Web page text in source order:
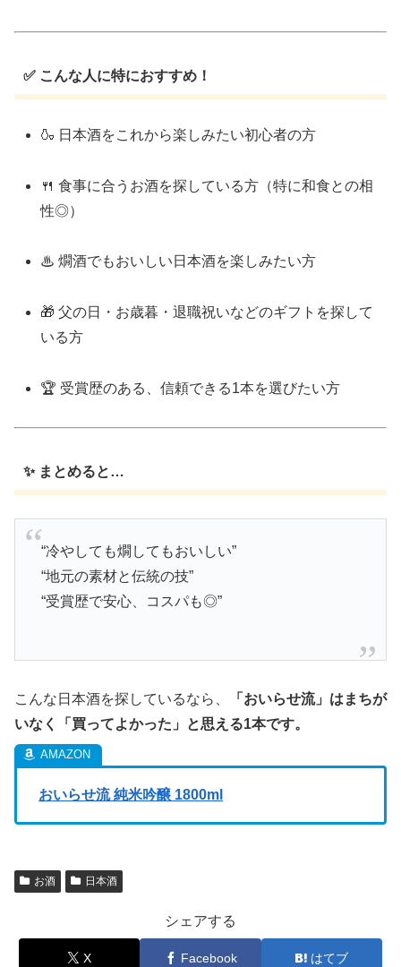
✅ こんな人に特におすすめ！
🍶 日本酒をこれから楽しみたい初心者の方
🍴 食事に合うお酒を探している方（特に和食との相
性◎）
♨ 燗酒でもおいしい日本酒を楽しみたい方
🎁 父の日・お歳暮・退職祝いなどのギフトを探して
いる方
🏆 受賞歴のある、信頼できる1本を選びたい方
✨ まとめると…
“冷やしても燗してもおいしい”
“地元の素材と伝統の技”
“受賞歴で安心、コスパも◎”
こんな日本酒を探しているなら、
「おいらせ流」はまちが
いなく「買ってよかった」と思える1本です。
おいらせ流 純米吟醸 1800ml
お酒 日本酒
シェアする
X Facebook はてブ